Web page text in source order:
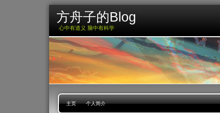
方舟子的Blog
心中有道义 脑中有科学
主页 个人简介